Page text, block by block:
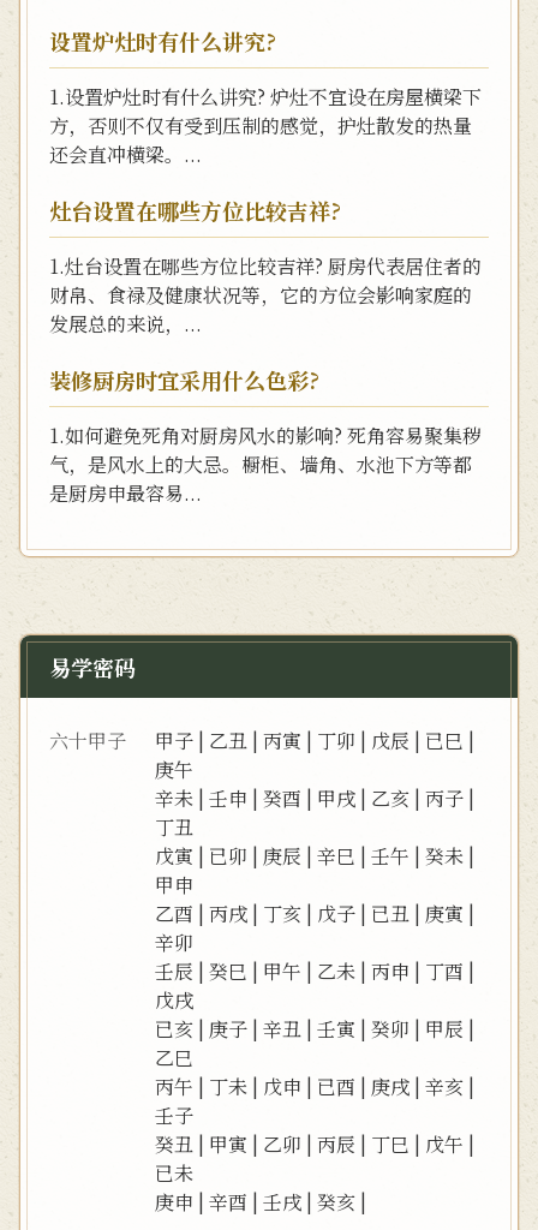
设置炉灶时有什么讲究?
1.设置炉灶时有什么讲究? 炉灶不宜设在房屋横梁下
方，否则不仅有受到压制的感觉，护灶散发的热量
还会直冲横梁。...
灶台设置在哪些方位比较吉祥?
1.灶台设置在哪些方位比较吉祥? 厨房代表居住者的
财帛、食禄及健康状况等，它的方位会影响家庭的
发展总的来说，...
装修厨房时宜采用什么色彩?
1.如何避免死角对厨房风水的影响? 死角容易聚集秽
气，是风水上的大忌。橱柜、墙角、水池下方等都
是厨房申最容易...
易学密码
六十甲子 甲子 | 乙丑 |丙寅 | 丁卯 | 戊辰 | 已巳 |
庚午
辛未 |壬申 |癸酉 | 甲戌 | 乙亥 |丙子 |
丁丑
戊寅 | 已卯 | 庚辰 |辛巳 |壬午 |癸未 |
甲申
乙酉 |丙戌 | 丁亥 | 戊子 | 已丑 | 庚寅 |
辛卯
壬辰 |癸巳 | 甲午 | 乙未 |丙申 | 丁酉 |
戊戌
已亥 | 庚子 |辛丑 |壬寅 |癸卯 | 甲辰 |
乙巳
丙午 | 丁未 | 戊申 | 已酉 | 庚戌 |辛亥 |
壬子
癸丑 | 甲寅 | 乙卯 |丙辰 | 丁巳 | 戊午 |
已未
庚申 |辛酉 |壬戌 |癸亥 |